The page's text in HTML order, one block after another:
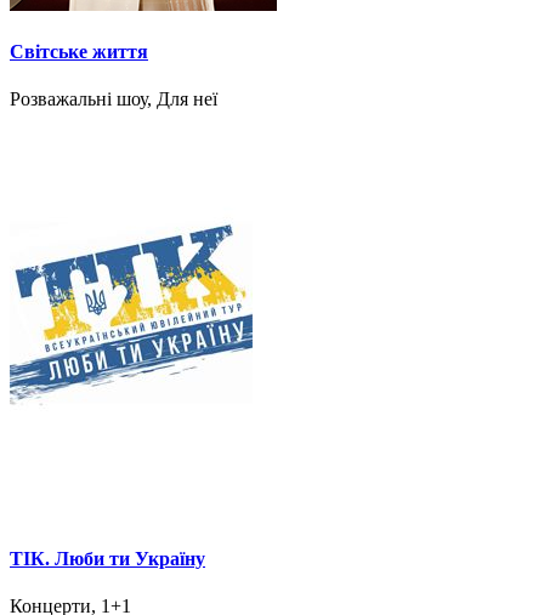
Світське життя
Розважальні шоу, Для неї
ТІК. Люби ти Україну
Концерти, 1+1